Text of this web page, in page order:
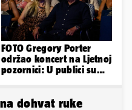
FOTO Gregory Porter
održao koncert na Ljetnoj
pozornici: U publici su
dohvat ruke